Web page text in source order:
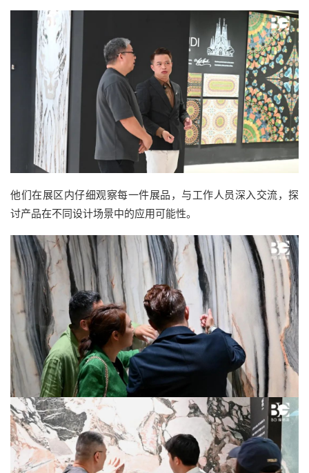
他们在展区内仔细观察每一件展品，与工作人员深入交流，探
讨产品在不同设计场景中的应用可能性。